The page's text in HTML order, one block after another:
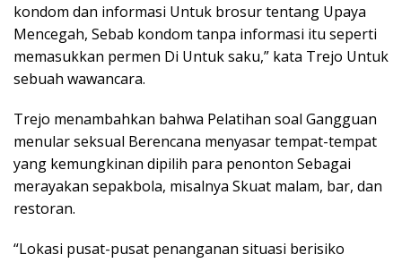
kondom dan informasi Untuk brosur tentang Upaya
Mencegah, Sebab kondom tanpa informasi itu seperti
memasukkan permen Di Untuk saku,” kata Trejo Untuk
sebuah wawancara.
Trejo menambahkan bahwa Pelatihan soal Gangguan
menular seksual Berencana menyasar tempat-tempat
yang kemungkinan dipilih para penonton Sebagai
merayakan sepakbola, misalnya Skuat malam, bar, dan
restoran.
“Lokasi pusat-pusat penanganan situasi berisiko